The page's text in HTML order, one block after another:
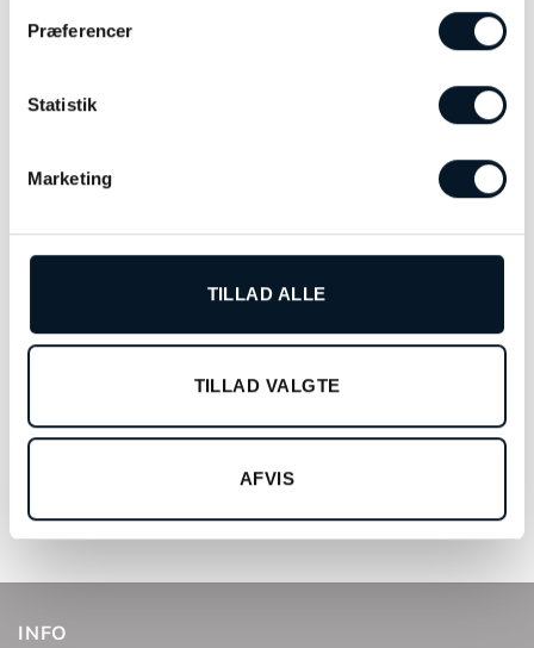
Præferencer
Statistik
Marketing
TILLAD ALLE
TILLAD VALGTE
AFVIS
RELATEREDE VARER
Festina Diamond – 20397/1
TILFØJ TIL KURV
Michael Kors Lexington –
TILFØJ TIL KURV
INFO